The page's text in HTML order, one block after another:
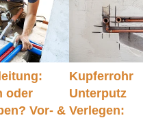
oder
Vor- &
Kupferrohr
Unterputz
Verlegen: